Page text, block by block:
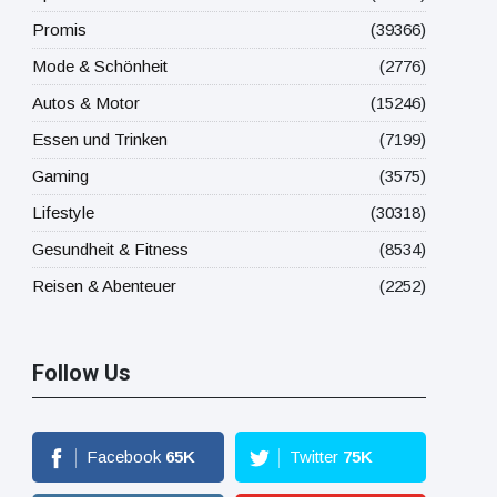
Promis
(39366)
Mode & Schönheit
(2776)
Autos & Motor
(15246)
Essen und Trinken
(7199)
Gaming
(3575)
Lifestyle
(30318)
Gesundheit & Fitness
(8534)
Reisen & Abenteuer
(2252)
Follow Us
Facebook 65K Twitter 75K